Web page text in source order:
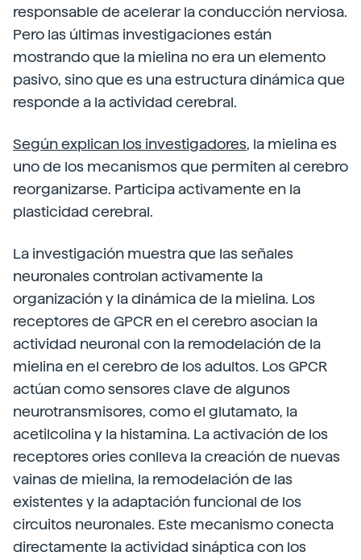
responsable de acelerar la conducción nerviosa.
Pero las últimas investigaciones están
mostrando que la mielina no era un elemento
pasivo, sino que es una estructura dinámica que
responde a la actividad cerebral.
Según explican los investigadores, la mielina es
uno de los mecanismos que permiten al cerebro
reorganizarse. Participa activamente en la
plasticidad cerebral.
La investigación muestra que las señales
neuronales controlan activamente la
organización y la dinámica de la mielina. Los
receptores de GPCR en el cerebro asocian la
actividad neuronal con la remodelación de la
mielina en el cerebro de los adultos. Los GPCR
actúan como sensores clave de algunos
neurotransmisores, como el glutamato, la
acetilcolina y la histamina. La activación de los
receptores ories conlleva la creación de nuevas
vainas de mielina, la remodelación de las
existentes y la adaptación funcional de los
circuitos neuronales. Este mecanismo conecta
directamente la actividad sináptica con los